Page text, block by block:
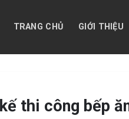
TRANG CHỦ GIỚI THIỆU
thi công bếp